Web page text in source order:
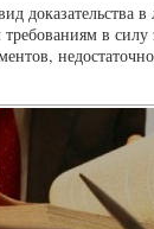
доказательства в
в силу